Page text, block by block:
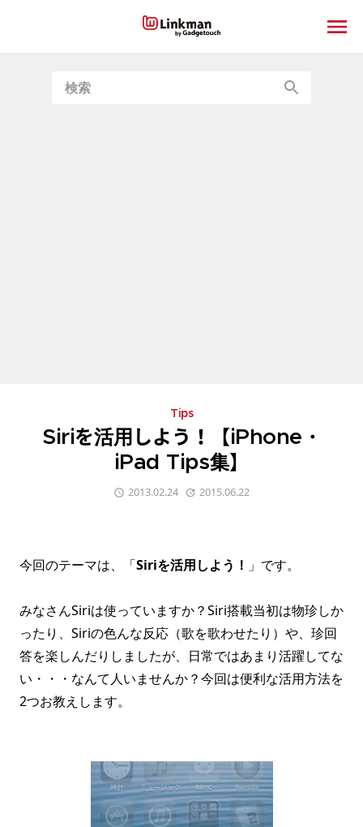
Tips
Siriを活用しよう！【iPhone・
iPad Tips集】
2013.02.24 2015.06.22
今回のテーマは、「Siriを活用しよう！ 」です。
みなさんSiriは使っていますか？Siri搭載当初は物珍しか
ったり、Siriの色んな反応（歌を歌わせたり）や、珍回
答を楽しんだりしましたが、日常ではあまり活躍してな
い・・・なんて人いませんか？今回は便利な活用方法を
2つお教えします。